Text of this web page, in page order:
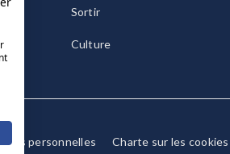
Sortir
Culture
personnelles Charte sur les cookies